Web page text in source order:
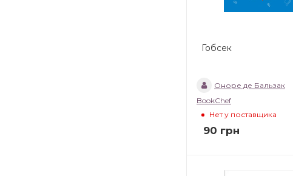
Гобсек
Оноре де Бальзак
BookChef
Нет у поставщика
90 грн